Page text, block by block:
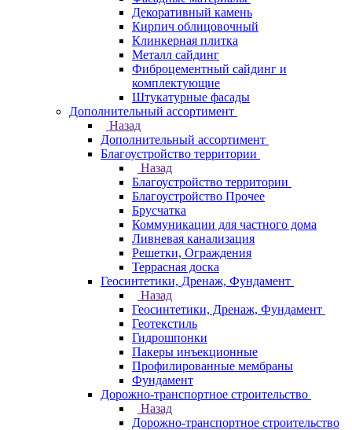
Декоративный камень
Кирпич облицовочный
Клинкерная плитка
Металл сайдинг
Фиброцементный сайдинг и
комплектующие
Штукатурные фасады
Дополнительный ассортимент
Назад
Дополнительный ассортимент
Благоустройство территории
Назад
Благоустройство территории
Благоустройство Прочее
Брусчатка
Коммуникации для частного дома
Ливневая канализация
Решетки, Ограждения
Террасная доска
Геосинтетики, Дренаж, Фундамент
Назад
Геосинтетики, Дренаж, Фундамент
Геотекстиль
Гидрошпонки
Пакеры инъекционные
Профилированные мембраны
Фундамент
Дорожно-транспортное строительство
Назад
Дорожно-транспортное строительство